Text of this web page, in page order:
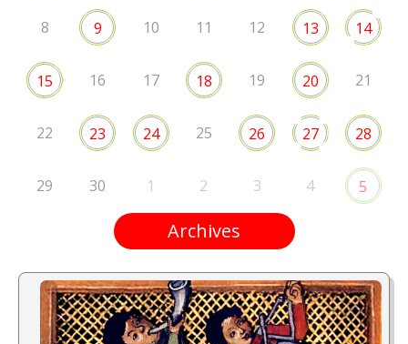
8 9 10 11 12 13 14
15 16 17 18 19 20 21
22 23 24 25 26 27 28
29 30 1 2 3 4 5
Archives